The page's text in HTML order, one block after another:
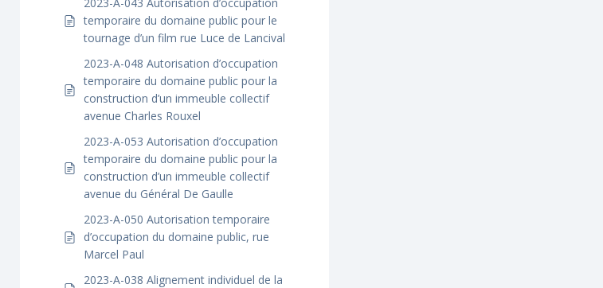
temporaire du domaine public pour le
tournage d’un film rue Luce de Lancival
2023-A-048 Autorisation d’occupation
temporaire du domaine public pour la
construction d’un immeuble collectif
avenue Charles Rouxel
2023-A-053 Autorisation d’occupation
temporaire du domaine public pour la
construction d’un immeuble collectif
avenue du Général De Gaulle
2023-A-050 Autorisation temporaire
d’occupation du domaine public, rue
Marcel Paul
2023-A-038 Alignement individuel de la